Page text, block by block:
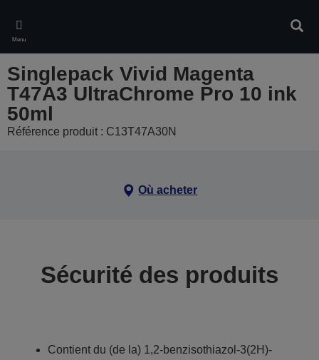
main
content
Menu
Singlepack Vivid Magenta
T47A3 UltraChrome Pro 10 ink
50ml
Référence produit : C13T47A30N
Où acheter
Sécurité des produits
Contient du (de la) 1,2-benzisothiazol-3(2H)-